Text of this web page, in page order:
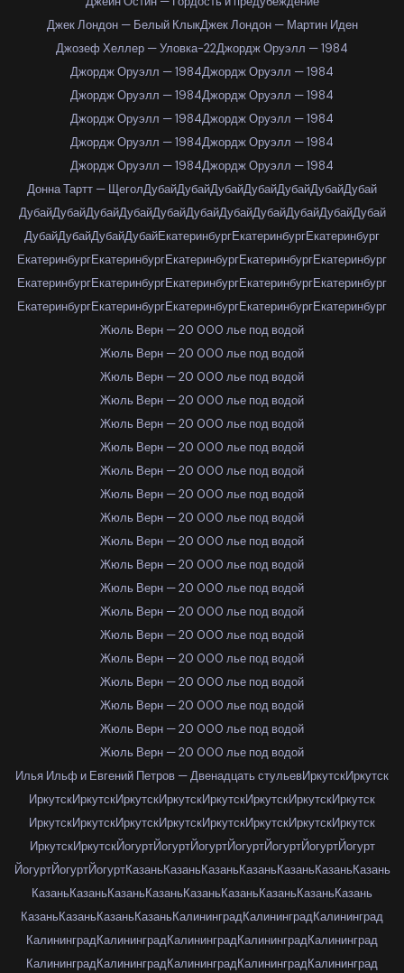
Джек Лондон — Белый КлыкДжек Лондон — Мартин Иден
Джозеф Хеллер — Уловка-22Джордж Оруэлл — 1984
Джордж Оруэлл — 1984Джордж Оруэлл — 1984
Джордж Оруэлл — 1984Джордж Оруэлл — 1984
Джордж Оруэлл — 1984Джордж Оруэлл — 1984
Джордж Оруэлл — 1984Джордж Оруэлл — 1984
Джордж Оруэлл — 1984Джордж Оруэлл — 1984
Донна Тартт — ЩеголДубайДубайДубайДубайДубайДубайДубай
ДубайДубайДубайДубайДубайДубайДубайДубайДубайДубайДубай
ДубайДубайДубайДубайЕкатеринбургЕкатеринбургЕкатеринбург
ЕкатеринбургЕкатеринбургЕкатеринбургЕкатеринбургЕкатеринбург
ЕкатеринбургЕкатеринбургЕкатеринбургЕкатеринбургЕкатеринбург
ЕкатеринбургЕкатеринбургЕкатеринбургЕкатеринбургЕкатеринбург
Жюль Верн — 20 000 лье под водой
Жюль Верн — 20 000 лье под водой
Жюль Верн — 20 000 лье под водой
Жюль Верн — 20 000 лье под водой
Жюль Верн — 20 000 лье под водой
Жюль Верн — 20 000 лье под водой
Жюль Верн — 20 000 лье под водой
Жюль Верн — 20 000 лье под водой
Жюль Верн — 20 000 лье под водой
Жюль Верн — 20 000 лье под водой
Жюль Верн — 20 000 лье под водой
Жюль Верн — 20 000 лье под водой
Жюль Верн — 20 000 лье под водой
Жюль Верн — 20 000 лье под водой
Жюль Верн — 20 000 лье под водой
Жюль Верн — 20 000 лье под водой
Жюль Верн — 20 000 лье под водой
Жюль Верн — 20 000 лье под водой
Жюль Верн — 20 000 лье под водой
Илья Ильф и Евгений Петров — Двенадцать стульевИркутскИркутск
ИркутскИркутскИркутскИркутскИркутскИркутскИркутскИркутск
ИркутскИркутскИркутскИркутскИркутскИркутскИркутскИркутск
ИркутскИркутскЙогуртЙогуртЙогуртЙогуртЙогуртЙогуртЙогурт
ЙогуртЙогуртЙогуртКазаньКазаньКазаньКазаньКазаньКазаньКазань
КазаньКазаньКазаньКазаньКазаньКазаньКазаньКазаньКазань
КазаньКазаньКазаньКазаньКалининградКалининградКалининград
КалининградКалининградКалининградКалининградКалининград
КалининградКалининградКалининградКалининградКалининград